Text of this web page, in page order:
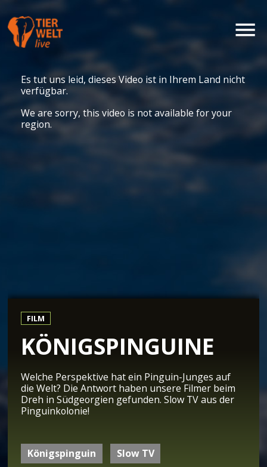
Es tut uns leid, dieses Video ist in Ihrem Land nicht
verfügbar.
We are sorry, this video is not available for your
region.
FILM
KÖNIGSPINGUINE
Welche Perspektive hat ein Pinguin-Junges auf
die Welt? Die Antwort haben unsere Filmer beim
Dreh in Südgeorgien gefunden. Slow TV aus der
Pinguinkolonie!
Königspinguin Slow TV